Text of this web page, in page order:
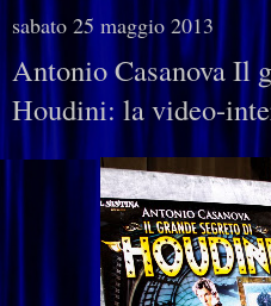
sabato 25 maggio 2013
Antonio Casanova Il
Houdini: la video-